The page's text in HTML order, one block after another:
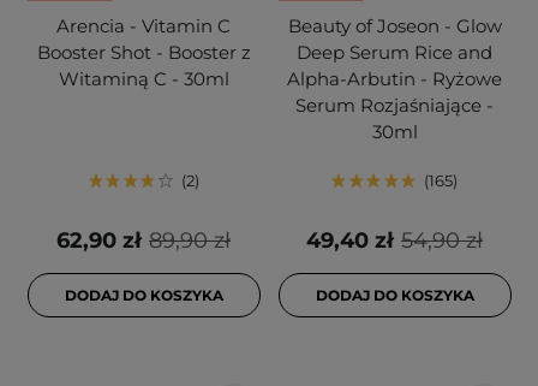
Arencia - Vitamin C
Booster Shot - Booster z
Witaminą C - 30ml
2
89,90 zł
62,90 zł
DODAJ DO KOSZYKA
Beauty of Joseon - Glow
Deep Serum Rice and
Alpha-Arbutin - Ryżowe
Serum Rozjaśniające -
30ml
165
54,90 zł
49,40 zł
DODAJ DO KOSZYKA